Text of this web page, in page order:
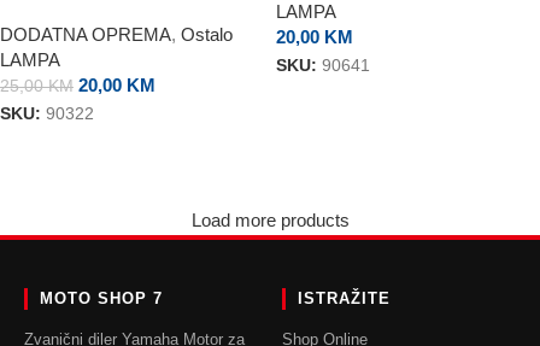
DODATNA OPREMA, Ostalo
LAMPA
25,00KM 20,00 KM
SKU: 90322
LAMPA
20,00 KM
SKU: 90641
Load more products
MOTO SHOP 7
Zvanični diler Yamaha Motor za
ISTRAŽITE
Shop Online